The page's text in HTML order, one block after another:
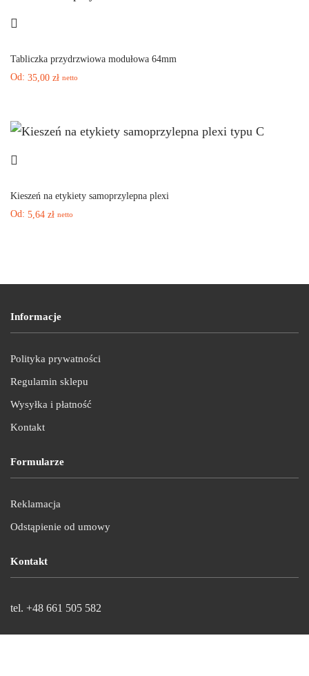
Tabliczka przydrzwiowa modułowa 64mm
Od: 35,00 zł netto
Kieszeń na etykiety samoprzylepna plexi
Od: 5,64 zł netto
Informacje
Polityka prywatności
Regulamin sklepu
Wysyłka i płatność
Kontakt
Formularze
Reklamacja
Odstąpienie od umowy
Kontakt
tel. +48 661 505 582